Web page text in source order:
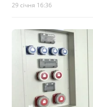
29 січня 16:36